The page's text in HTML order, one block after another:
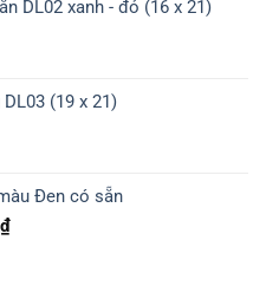
DL02 xanh - đỏ (16 x 21)
(19 x 21)
Đen có sẵn
₫Khoảng